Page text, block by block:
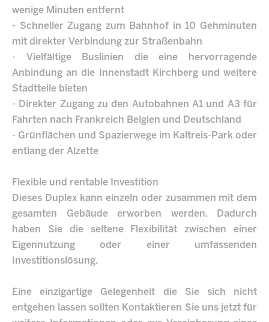
wenige Minuten entfernt
- Schneller Zugang zum Bahnhof in 10 Gehminuten
mit direkter Verbindung zur Straßenbahn
- Vielfältige Buslinien die eine hervorragende
Anbindung an die Innenstadt Kirchberg und weitere
Stadtteile bieten
- Direkter Zugang zu den Autobahnen A1 und A3 für
Fahrten nach Frankreich Belgien und Deutschland
- Grünflächen und Spazierwege im Kaltreis-Park oder
entlang der Alzette
Flexible und rentable Investition
Dieses Duplex kann einzeln oder zusammen mit dem
gesamten Gebäude erworben werden. Dadurch
haben Sie die seltene Flexibilität zwischen einer
Eigennutzung oder einer umfassenden
Investitionslösung.
Eine einzigartige Gelegenheit die Sie sich nicht
entgehen lassen sollten Kontaktieren Sie uns jetzt für